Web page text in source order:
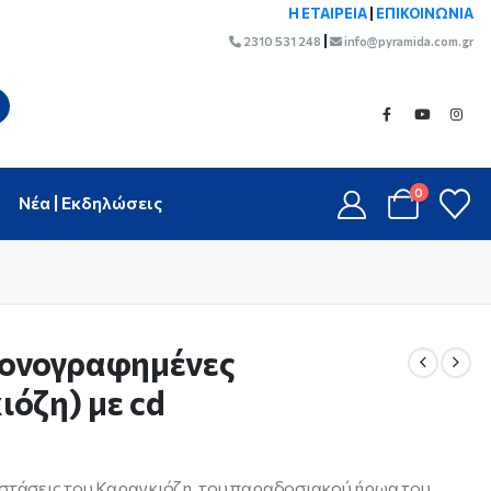
Η ΕΤΑΙΡΕΙΑ ΕΠΙΚΟΙΝΩΝΙΑ
2310 531 248 info@pyramida.com.gr
Νέα | Εκδηλώσεις 0
με cd